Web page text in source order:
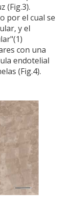
(Fig.3).
por el cual se
y el
con una
endotelial
(Fig.4).